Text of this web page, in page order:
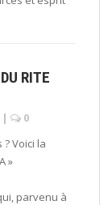
RITE
|
0
Voici la
»
parvenu à